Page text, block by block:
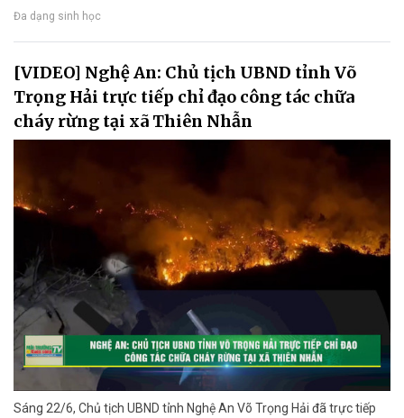
Đa dạng sinh học
[VIDEO] Nghệ An: Chủ tịch UBND tỉnh Võ
Trọng Hải trực tiếp chỉ đạo công tác chữa
cháy rừng tại xã Thiên Nhẫn
Sáng 22/6, Chủ tịch UBND tỉnh Nghệ An Võ Trọng Hải đã trực tiếp